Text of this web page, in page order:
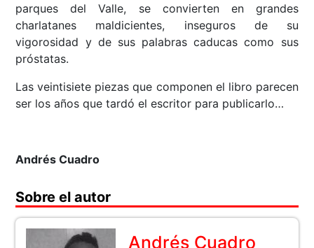
parques del Valle, se convierten en grandes
charlatanes maldicientes, inseguros de su
vigorosidad y de sus palabras caducas como sus
próstatas.
Las veintisiete piezas que componen el libro parecen
ser los años que tardó el escritor para publicarlo…
Andrés Cuadro
Sobre el autor
Andrés Cuadro